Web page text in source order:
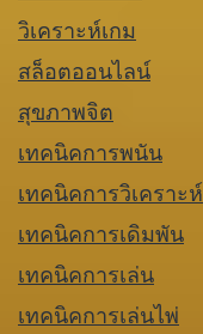
วิเคราะห์เกม
สล็อตออนไลน์
สุขภาพจิต
เทคนิคการพนัน
เทคนิคการวิเคราะห์
เทคนิคการเดิมพัน
เทคนิคการเล่น
เทคนิคการเล่นไพ่